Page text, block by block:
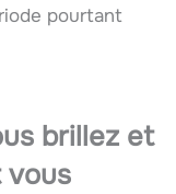
pourtant
brillez et
vous